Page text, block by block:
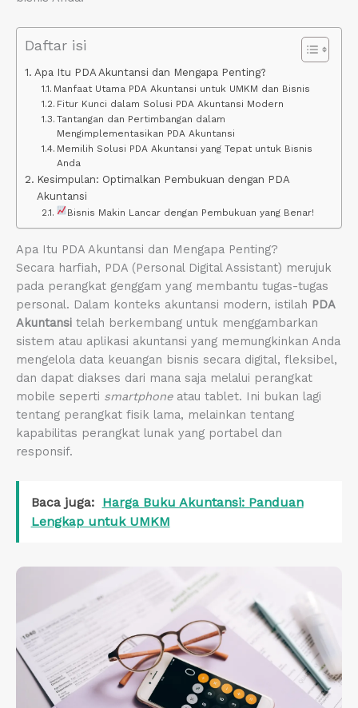
Daftar isi
Apa Itu PDA Akuntansi dan Mengapa Penting?
Manfaat Utama PDA Akuntansi untuk UMKM dan Bisnis
Fitur Kunci dalam Solusi PDA Akuntansi Modern
Tantangan dan Pertimbangan dalam
Mengimplementasikan PDA Akuntansi
Memilih Solusi PDA Akuntansi yang Tepat untuk Bisnis
Anda
Kesimpulan: Optimalkan Pembukuan dengan PDA
Akuntansi
Bisnis Makin Lancar dengan Pembukuan yang Benar!
Apa Itu PDA Akuntansi dan Mengapa Penting?
Secara harfiah, PDA (Personal Digital Assistant) merujuk
pada perangkat genggam yang membantu tugas-tugas
personal. Dalam konteks akuntansi modern, istilah PDA
Akuntansi telah berkembang untuk menggambarkan
sistem atau aplikasi akuntansi yang memungkinkan Anda
mengelola data keuangan bisnis secara digital, fleksibel,
dan dapat diakses dari mana saja melalui perangkat
mobile seperti smartphoneatau tablet. Ini bukan lagi
tentang perangkat fisik lama, melainkan tentang
kapabilitas perangkat lunak yang portabel dan
responsif.
Baca juga:
Harga Buku Akuntansi: Panduan
Lengkap untuk UMKM